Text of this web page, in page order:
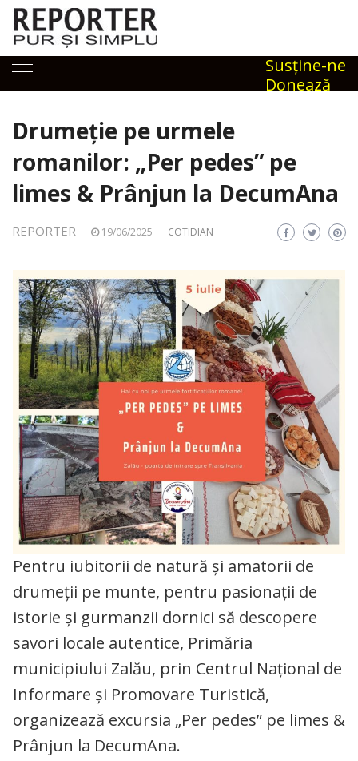
Skip
content
Susţine-ne
Donează
Drumeție pe urmele
romanilor: „Per pedes” pe
limes & Prânjun la DecumAna
REPORTER 19/06/2025 COTIDIAN
Pentru iubitorii de natură și amatorii de
drumeții pe munte, pentru pasionații de
istorie și gurmanzii dornici să descopere
savori locale autentice, Primăria
municipiului Zalău, prin Centrul Național de
Informare și Promovare Turistică,
organizează excursia „Per pedes” pe limes &
Prânjun la DecumAna.